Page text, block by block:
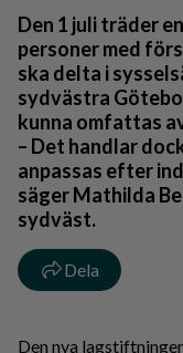
Den 1 juli träder
personer med
ska delta i
sydvästra
kunna omfattas
– Det handlar
anpassas efter
säger Mathilda
sydväst.
Dela
Den nya